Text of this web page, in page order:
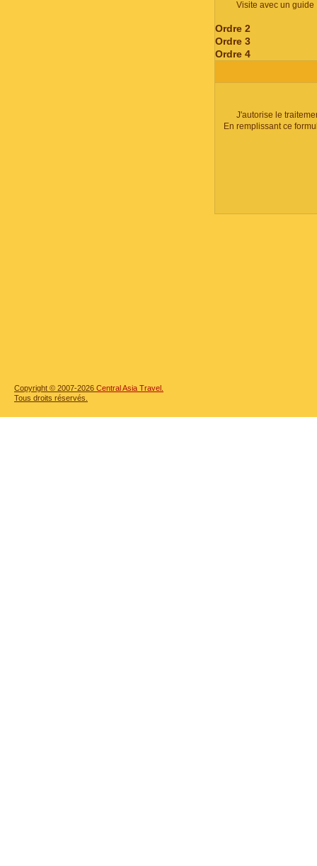
Visite avec un guide
Ordre 2
Ordre 3
Ordre 4
J'autorise le
En remplissant ce
Copyright © 2007-2026 Central Asia Travel.
Tous droits réservés.